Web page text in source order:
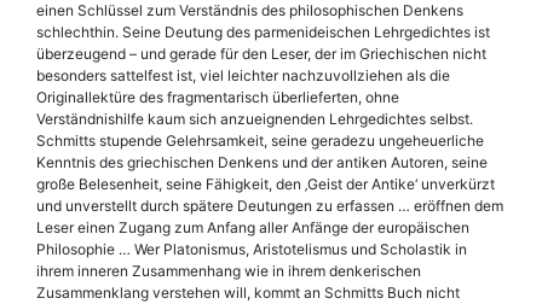
einen Schlüssel zum Verständnis des philosophischen Denkens
schlechthin. Seine Deutung des parmenideischen Lehrgedichtes ist
überzeugend – und gerade für den Leser, der im Griechischen nicht
besonders sattelfest ist, viel leichter nachzuvollziehen als die
Originallektüre des fragmentarisch überlieferten, ohne
Verständnishilfe kaum sich anzueignenden Lehrgedichtes selbst.
Schmitts stupende Gelehrsamkeit, seine geradezu ungeheuerliche
Kenntnis des griechischen Denkens und der antiken Autoren, seine
große Belesenheit, seine Fähigkeit, den ‚Geist der Antike‘ unverkürzt
und unverstellt durch spätere Deutungen zu erfassen … eröffnen dem
Leser einen Zugang zum Anfang aller Anfänge der europäischen
Philosophie … Wer Platonismus, Aristotelismus und Scholastik in
ihrem inneren Zusammenhang wie in ihrem denkerischen
Zusammenklang verstehen will, kommt an Schmitts Buch nicht